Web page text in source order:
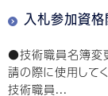
入札参加資
●技術職員名簿変
請の際に使用し
技術職員...